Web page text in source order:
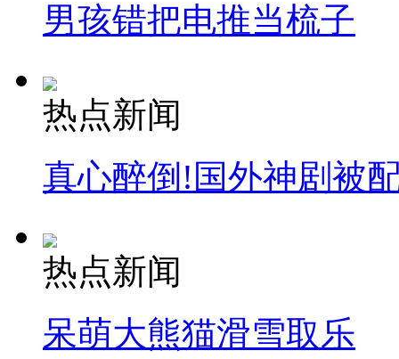
男孩错把电推当梳子
热点新闻
真心醉倒!国外神剧被
热点新闻
呆萌大熊猫滑雪取乐